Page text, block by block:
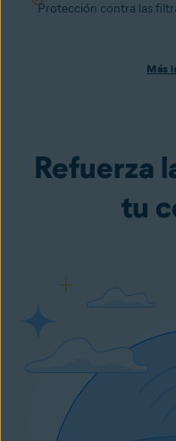
Protección contra las
Más
Refuerza
tu